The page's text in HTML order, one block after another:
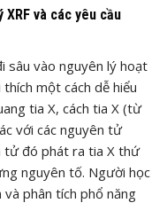
và các yêu cầu
sâu vào nguyên lý hoạt
một cách dễ hiểu
tia X, cách tia X (từ
với các nguyên tử
tử đó phát ra tia X thứ
nguyên tố. Người học
và phân tích phổ năng